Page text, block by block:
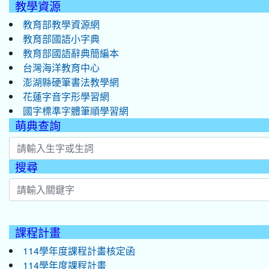
教學資源
教育部教學資源網
教育部國語小字典
教育部國語辭典簡編本
台灣海洋教育中心
澎湖縣硬筆書法教學網
花蓮字音字形學習網
國字標準字體筆順學習網
萌典查詢
搜尋
課程計畫
114學年度課程計畫核定函
114學年度課程計畫